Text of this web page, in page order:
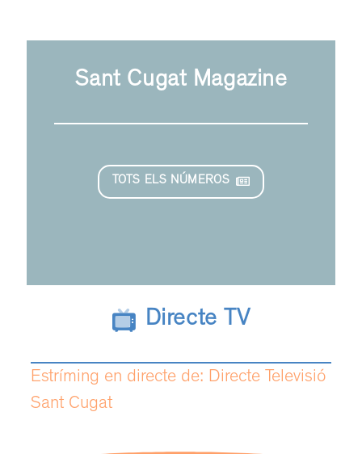
Sant Cugat Magazine
TOTS ELS NÚMEROS
Directe TV
Estríming en directe de: Directe Televisió
Sant Cugat